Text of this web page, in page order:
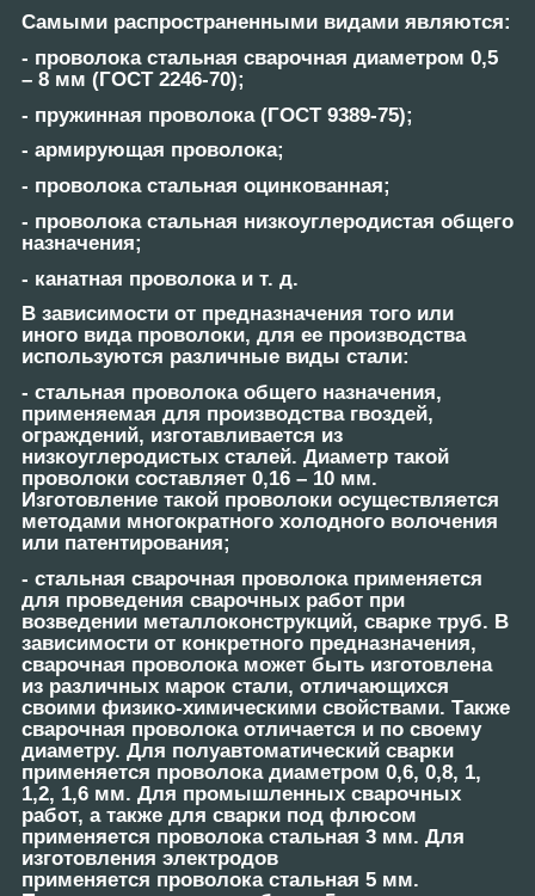
Самыми распространенными видами являются:
- проволока стальная сварочная диаметром 0,5
– 8 мм (ГОСТ 2246-70);
- пружинная проволока (ГОСТ 9389-75);
- армирующая проволока;
- проволока стальная оцинкованная;
- проволока стальная низкоуглеродистая общего
назначения;
- канатная проволока и т. д.
В зависимости от предназначения того или
иного вида проволоки, для ее производства
используются различные виды стали:
- стальная проволокаобщего назначения,
применяемая для производства гвоздей,
ограждений, изготавливается из
низкоуглеродистых сталей. Диаметр такой
проволоки составляет 0,16 – 10 мм.
Изготовление такой проволоки осуществляется
методами многократного холодного волочения
или патентирования;
- стальная сварочная проволокаприменяется
для проведения сварочных работ при
возведении металлоконструкций, сварке труб. В
зависимости от конкретного предназначения,
сварочная проволока может быть изготовлена
из различных марок стали, отличающихся
своими физико-химическими свойствами. Также
сварочная проволока отличается и по своему
диаметру. Для полуавтоматический сварки
применяется проволока диаметром 0,6, 0,8, 1,
1,2, 1,6 мм. Для промышленных сварочных
работ, а также для сварки под флюсом
применяется проволока стальная 3 мм. Для
изготовления электродов
применяется проволока стальная 5 мм.